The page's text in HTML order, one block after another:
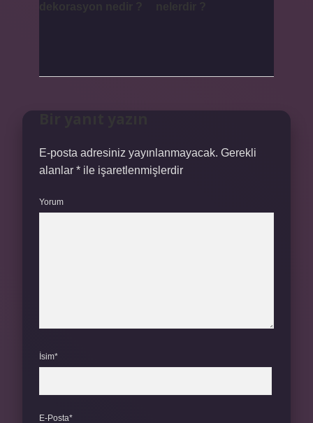
E-posta adresiniz yayınlanmayacak. Gerekli
alanlar * ile işaretlenmişlerdir
Yorum
İsim*
E-Posta*